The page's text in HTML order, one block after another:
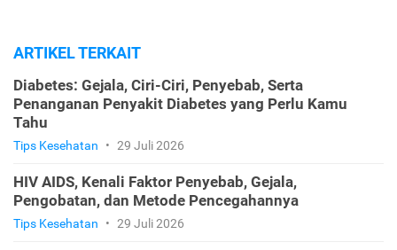
ARTIKEL TERKAIT
Diabetes: Gejala, Ciri-Ciri, Penyebab, Serta
Penanganan Penyakit Diabetes yang Perlu Kamu
Tahu
Tips Kesehatan • 29 Juli 2026
HIV AIDS, Kenali Faktor Penyebab, Gejala,
Pengobatan, dan Metode Pencegahannya
Tips Kesehatan • 29 Juli 2026